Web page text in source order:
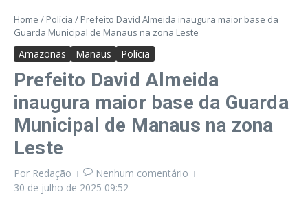
Home / Polícia / Prefeito David Almeida inaugura maior base da
Guarda Municipal de Manaus na zona Leste
Amazonas Manaus Polícia
Prefeito David Almeida
inaugura maior base da Guarda
Municipal de Manaus na zona
Leste
Por Redação
Nenhum comentário
30 de julho de 2025 09:52